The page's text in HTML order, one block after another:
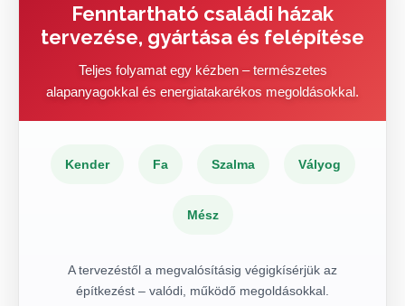
Fenntartható családi házak
tervezése, gyártása és felépítése
Teljes folyamat egy kézben – természetes
alapanyagokkal és energiatakarékos megoldásokkal.
Kender Fa Szalma Vályog
Mész
A tervezéstől a megvalósításig végigkísérjük az
építkezést – valódi, működő megoldásokkal.